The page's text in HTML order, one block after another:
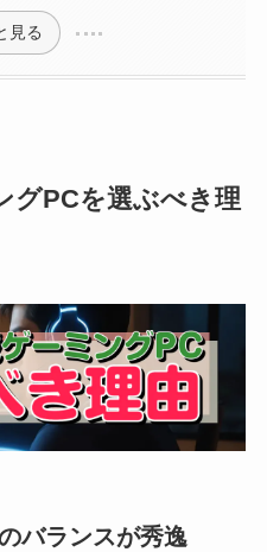
見る
グPCを選ぶべき理
バランスが秀逸